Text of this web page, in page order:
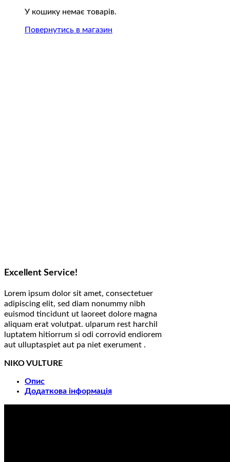
У кошику немає товарів.
Повернутись в магазин
Excellent Service!
Lorem ipsum dolor sit amet, consectetuer
adipiscing elit, sed diam nonummy nibh
euismod tincidunt ut laoreet dolore magna
aliquam erat volutpat. ulparum rest harchil
luptatem hitiorrum si odi corrovid endiorem
aut ulluptaspiet aut pa niet exerument .
NIKO VULTURE
Опис
Додаткова інформація